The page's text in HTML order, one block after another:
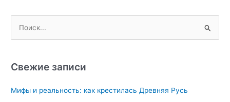
с
:
Свежие записи
Мифы и реальность: как крестилась Древняя Русь